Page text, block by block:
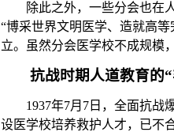
除此之外，一些分会也在
“博采世界文明医学、造就高等
立。虽然分会医学校不成规模
抗战时期人道教育的
1937年7月7日，全面抗战
设医学校培养救护人才，已不